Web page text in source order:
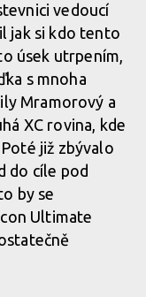
vedoucí
jak si kdo tento
úsek utrpením,
s mnoha
Mramorový a
XC rovina, kde
již zbývalo
do cíle pod
by se
Ultimate